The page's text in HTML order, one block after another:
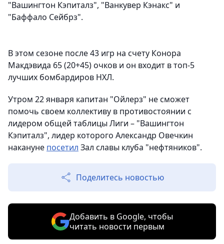
"Вашингтон Кэпиталз", "Ванкувер Кэнакс" и
"Баффало Сейбрз".
В этом сезоне после 43 игр на счету Конора
Макдэвида 65 (20+45) очков и он входит в топ-5
лучших бомбардиров НХЛ.
Утром 22 января капитан "Ойлерз" не сможет
помочь своем коллективу в противостоянии с
лидером общей таблицы Лиги – "Вашингтон
Кэпиталз", лидер которого Александр Овечкин
накануне посетил Зал славы клуба "нефтяников".
Поделитесь новостью
Добавить в Google, чтобы
читать новости первым